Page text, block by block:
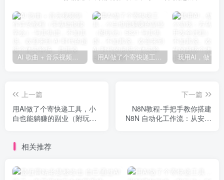
AI 歌曲 + 音乐视频制作详尽教程（零基础也能学会） 用AI做了个寄快递工具，小白也能躺赚的副业（附玩法）5821
上一篇
用AI做了个寄快递工具，小
白也能躺赚的副业（附玩
下一篇
N8N教程-手把手教你搭建
N8N 自动化工作流：从安装
相关推荐